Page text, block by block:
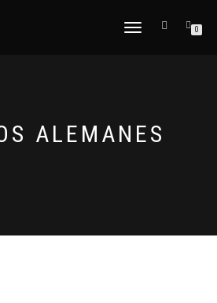
CAMBIAR
0
ALEMANES